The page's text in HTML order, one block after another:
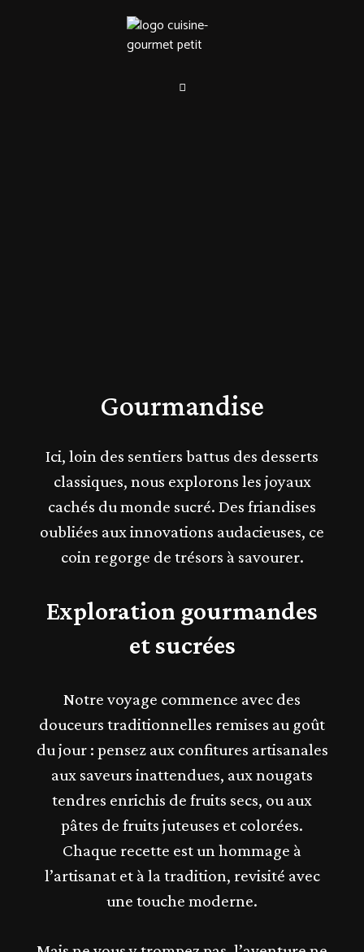
Gourmandise
Ici, loin des sentiers battus des desserts
classiques, nous explorons les joyaux
cachés du monde sucré. Des friandises
oubliées aux innovations audacieuses, ce
coin regorge de trésors à savourer.
Exploration gourmandes
et sucrées
Notre voyage commence avec des
douceurs traditionnelles remises au goût
du jour : pensez aux confitures artisanales
aux saveurs inattendues, aux nougats
tendres enrichis de fruits secs, ou aux
pâtes de fruits juteuses et colorées.
Chaque recette est un hommage à
l’artisanat et à la tradition, revisité avec
une touche moderne.